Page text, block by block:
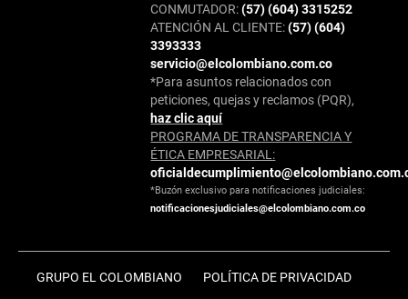
CONMUTADOR:(57) (604) 3315252
ATENCIÓN AL CLIENTE:(57) (604)
3393333
servicio@elcolombiano.com.co
*Para asuntos relacionados con
peticiones, quejas y reclamos (PQR),
haz clic aquí
PROGRAMA DE TRANSPARENCIA Y
ÉTICA EMPRESARIAL:
*Buzón exclusivo para notificaciones judiciales:
notificacionesjudiciales@elcolombiano.com.co
GRUPO EL COLOMBIANO POLÍTICA DE PRIVACIDAD